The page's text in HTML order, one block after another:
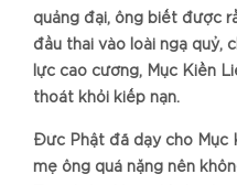
quảng đại, ông biết được
đầu thai vào loài ngạ quỷ,
lực cao cường, Mục Kiền
thoát khỏi kiếp nạn.
Đức Phật đã dạy cho Mục
mẹ ông quá nặng nên